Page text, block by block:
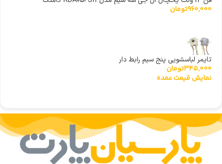
960,000تومان
تایمر لباسشویی پنج سیم رابط دار
345,000تومان
نمایش قیمت عمده